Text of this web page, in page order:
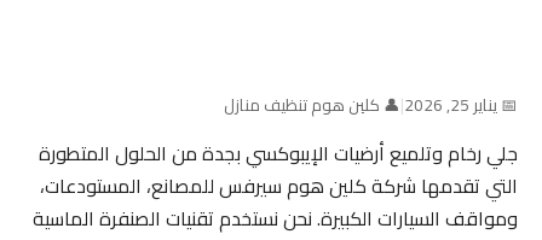
📅 يناير 25, 2026 |👤 كلين هوم تنظيف منازل
جلي رخام وتلميع أرضيات الإيبوكسي بجدة من الحلول المتطورة
التي تقدمها شركة كلين هوم سيرفس للمصانع، المستودعات،
ومواقف السيارات الكبيرة. نحن نستخدم تقنيات الصنفرة الماسية